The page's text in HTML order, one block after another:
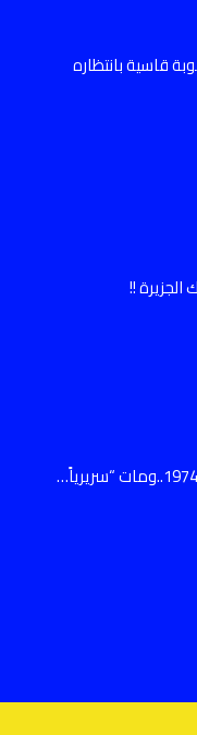
قاسية بانتظاره